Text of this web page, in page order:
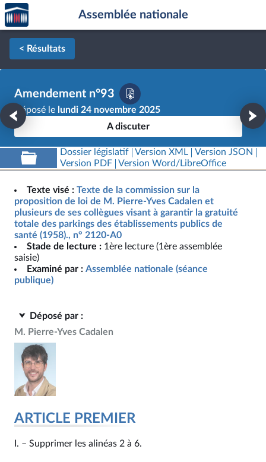
Aller au contenu
Aller en bas de la page
Accèder
à la
page
d'accueil
Assemblée nationale
< Résultats
Amendement n°93
Déposé le lundi 24 novembre 2025
A discuter
Dossier législatif Version XML
Version JSON
Version PDF
Version Word/LibreOffice
Texte visé : Texte de la commission sur la
proposition de loi de M. Pierre-Yves Cadalen et
plusieurs de ses collègues visant à garantir la gratuité
totale des parkings des établissements publics de
santé (1958)., n° 2120-A0
Stade de lecture : 1ère lecture (1ère assemblée
saisie)
Examiné par : Assemblée nationale (séance
publique)
Déposé par :
M. Pierre-Yves Cadalen
ARTICLE PREMIER
I. – Supprimer les alinéas 2 à 6.